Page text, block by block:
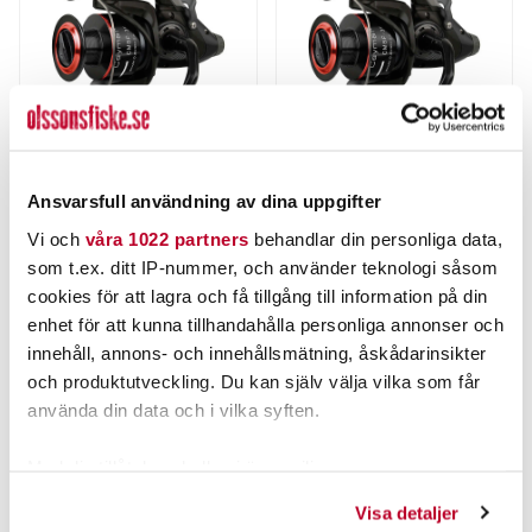
Ansvarsfull användning av dina uppgifter
Vi och våra 1022 partners behandlar din personliga data,
som t.ex. ditt IP-nummer, och använder teknologi såsom
cookies för att lagra och få tillgång till information på din
enhet för att kunna tillhandahålla personliga annonser och
innehåll, annons- och innehållsmätning, åskådarinsikter
och produktutveckling. Du kan själv välja vilka som får
använda din data och i vilka syften.
Visa detaljer
OKUMA
OKUMA CEYMAR BAITFEEDER 340
499,00 kr
Rek. 699,00 kr
4 ST
LÄGG I VARUKORG
OKUMA
OKUMA CEYMAR BAITFEEDER 355
579,00 kr
Rek. 799,00 kr
3 ST
LÄGG I VARUKORG